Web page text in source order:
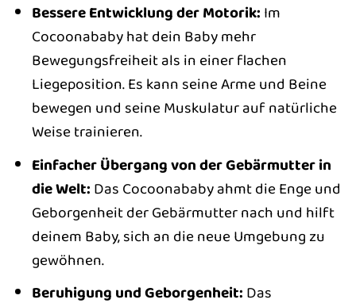
Bessere Entwicklung der Motorik: Im
Cocoonababy hat dein Baby mehr
Bewegungsfreiheit als in einer flachen
Liegeposition. Es kann seine Arme und Beine
bewegen und seine Muskulatur auf natürliche
Weise trainieren.
Einfacher Übergang von der Gebärmutter in
die Welt: Das Cocoonababy ahmt die Enge und
Geborgenheit der Gebärmutter nach und hilft
deinem Baby, sich an die neue Umgebung zu
gewöhnen.
Beruhigung und Geborgenheit: Das